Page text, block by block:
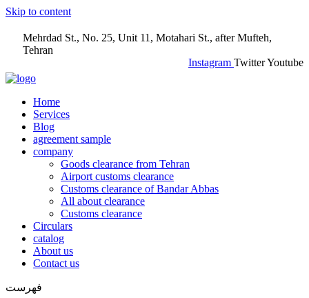
Skip to content
Mehrdad St., No. 25, Unit 11, Motahari St., after Mufteh,
Tehran
Instagram TwitterYoutube
Home
Services
Blog
agreement sample
company
Goods clearance from Tehran
Airport customs clearance
Customs clearance of Bandar Abbas
All about clearance
Customs clearance
Circulars
catalog
About us
Contact us
فهرست